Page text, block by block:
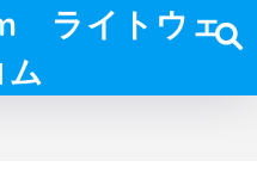
ライトウェ
ム